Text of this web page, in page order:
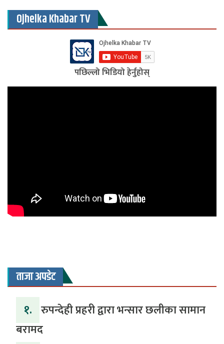
Ojhelka Khabar TV
पछिल्लो भिडियो हेर्नुहोस्
ताजा अपडेट
१. रुपन्देही प्रहरी द्वारा भन्सार छलीका सामान
बरामद